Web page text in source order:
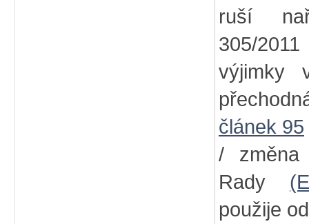
ruší
305/
článek 95
/ změna
Rady
použije